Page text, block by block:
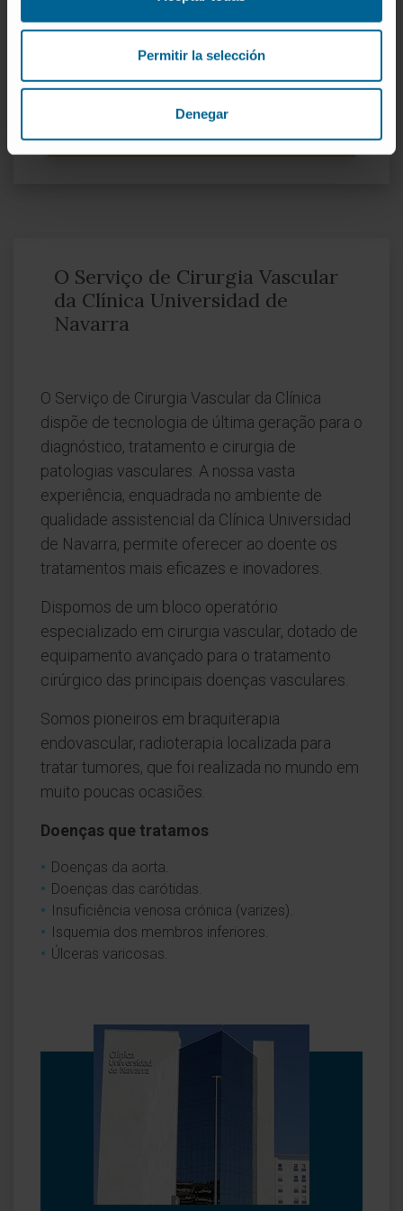
Permitir la selección
Denegar
necessária amputação.
SOLICITE MAIS INFORMAÇÕES SOBRE O TRATAMENTO
O Serviço de Cirurgia Vascular
da Clínica Universidad de
Navarra
O Serviço de Cirurgia Vascular da Clínica
dispõe de tecnologia de última geração para o
diagnóstico, tratamento e cirurgia de
patologias vasculares. A nossa vasta
experiência, enquadrada no ambiente de
qualidade assistencial da Clínica Universidad
de Navarra, permite oferecer ao doente os
tratamentos mais eficazes e inovadores.
Dispomos de um bloco operatório
especializado em cirurgia vascular, dotado de
equipamento avançado para o tratamento
cirúrgico das principais doenças vasculares.
Somos pioneiros em braquiterapia
endovascular, radioterapia localizada para
tratar tumores, que foi realizada no mundo em
muito poucas ocasiões.
Doenças que tratamos
Doenças da aorta.
Doenças das carótidas.
Insuficiência venosa crónica (varizes).
Isquemia dos membros inferiores.
Úlceras varicosas.